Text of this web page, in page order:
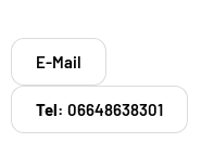
E-Mail
Tel: 06648638301